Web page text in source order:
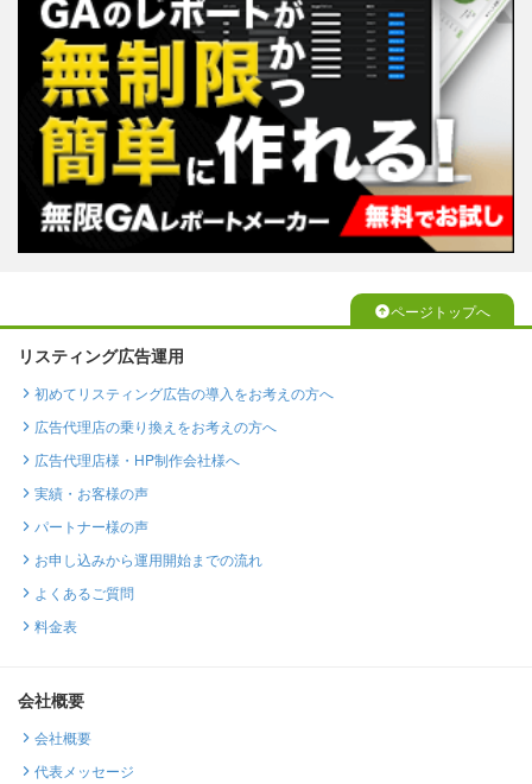
ページトップへ
リスティング広告運用
初めてリスティング広告の導入をお考えの方へ
広告代理店の乗り換えをお考えの方へ
広告代理店様・HP制作会社様へ
実績・お客様の声
パートナー様の声
お申し込みから運用開始までの流れ
よくあるご質問
料金表
会社概要
会社概要
代表メッセージ